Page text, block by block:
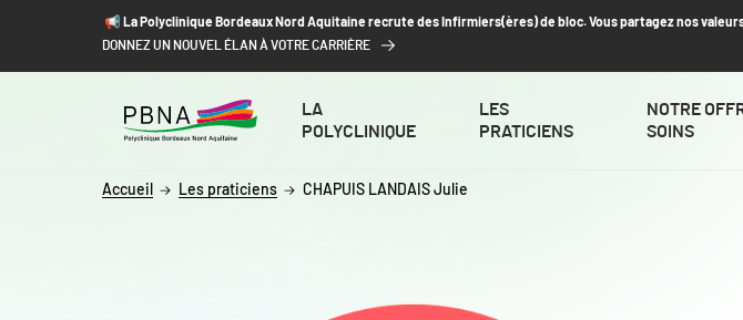
ALLER AU CONTENU
ALLER À LA RECHERCHE
📢​ La Polyclinique Bordeaux Nord Aquitaine recrute des Infirmiers(ères) de bloc. Vous partagez nos
DONNEZ UN NOUVEL ÉLAN À VOTRE CARRIÈRE
LA
POLYCLINIQUE
LES
PRATICIENS
NOTRE
SOINS
Accueil Les praticiens CHAPUIS LANDAIS Julie